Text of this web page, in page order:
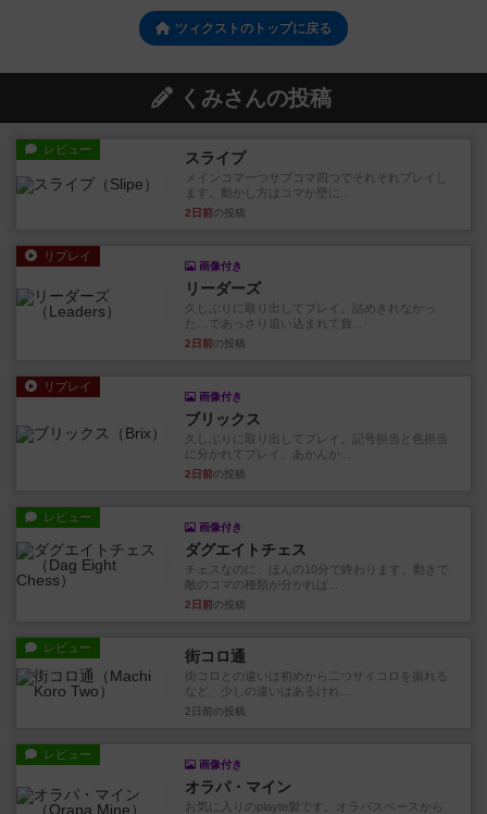
ツィクストのトップに戻る
くみさんの投稿
レビュー スライプ
メインコマ一つサブコマ四つでそれぞれプレイし
ます。動かし方はコマか壁に...
2日前の投稿
リプレイ
画像付き
リーダーズ
久しぶりに取り出してプレイ。詰めきれなかっ
た…であっさり追い込まれて負...
2日前の投稿
リプレイ
画像付き
ブリックス
久しぶりに取り出してプレイ。記号担当と色担当
に分かれてプレイ。あかんか...
2日前の投稿
レビュー
画像付き
ダグエイトチェス
チェスなのに、ほんの10分で終わります。動きで
敵のコマの種類が分かれば...
2日前の投稿
レビュー 街コロ通
街コロとの違いは初めから二つサイコロを振れる
など、少しの違いはあるけれ...
2日前 の投稿
レビュー
画像付き
オラパ・マイン
お気に入りのplayte製です。オラパスペースから